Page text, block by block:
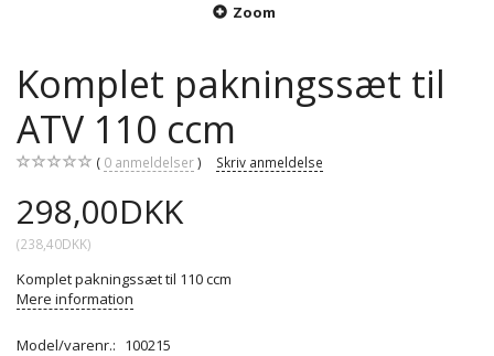
Zoom
Komplet pakningssæt til
ATV 110 ccm
0 anmeldelser Skriv anmeldelse
298,00DKK
(238,40DKK)
Komplet pakningssæt til 110 ccm
Mere information
Model/varenr.: 100215